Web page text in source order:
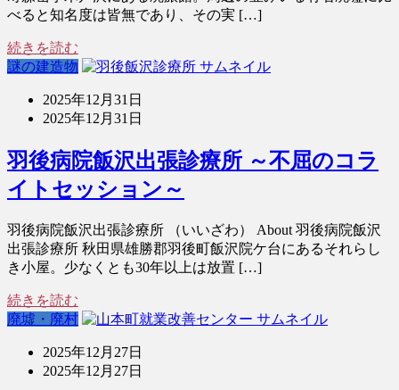
べると知名度は皆無であり、その実 […]
続きを読む
謎の建造物
2025年12月31日
2025年12月31日
羽後病院飯沢出張診療所 ～不屈のコラ
イトセッション～
羽後病院飯沢出張診療所 （いいざわ） About 羽後病院飯沢
出張診療所 秋田県雄勝郡羽後町飯沢院ケ台にあるそれらし
き小屋。少なくとも30年以上は放置 […]
続きを読む
廃墟・廃村
2025年12月27日
2025年12月27日